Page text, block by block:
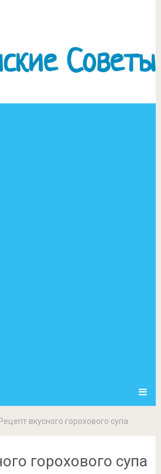
Рецепт вкусного горохового супа
горохового супа